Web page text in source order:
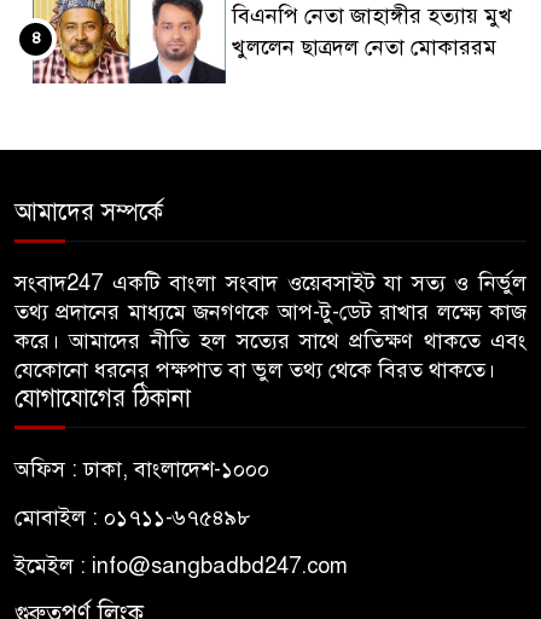
বিএনপি নেতা জাহাঙ্গীর হত্যায় মুখ
খুললেন ছাত্রদল নেতা মোকাররম
৪
জামায়াতের কর্মসূচিতে বিএনপির
মারধর
হামলার উদ্যেশ্যে শিবিরের মেসের
তথ্য সংগ্রহ, ছাত্রদল সভাপতিকে
সাবেক শিবির সভাপতির কড়া বার্তা
৬
ভিপির তদবির
৭
বিএনপি নেতাদের ফুল দিয়ে মঞ্চে
উঠলেন আ.লীগ নেতা
৮
আমাদের সম্পর্কে
সংবাদ247 একটি বাংলা সংবাদ ওয়েবসাইট যা সত্য ও নির্ভুল
তথ্য প্রদানের মাধ্যমে জনগণকে আপ-টু-ডেট রাখার লক্ষ্যে কাজ
করে। আমাদের নীতি হল সত্যের সাথে প্রতিক্ষণ থাকতে এবং
যেকোনো ধরনের পক্ষপাত বা ভুল তথ্য থেকে বিরত থাকতে।
যোগাযোগের ঠিকানা
অফিস : ঢাকা, বাংলাদেশ-১০০০
মোবাইল : ০১৭১১-৬৭৫৪৯৮
ইমেইল : info@sangbadbd247.com
গুরুত্বপূর্ণ লিংক